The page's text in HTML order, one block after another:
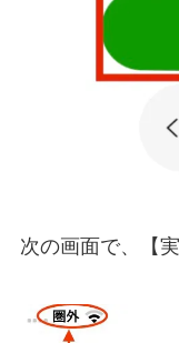
次の画面で、【